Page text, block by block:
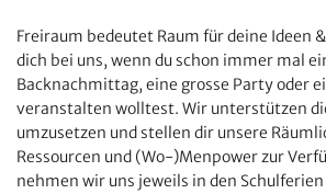
Freiraum bedeutet Raum für deine Ideen
dich bei uns, wenn du schon immer mal
Backnachmittag, eine grosse Party oder
veranstalten wolltest. Wir unterstützen
umzusetzen und stellen dir unsere
Ressourcen und (Wo-)Menpower zur
nehmen wir uns jeweils in den